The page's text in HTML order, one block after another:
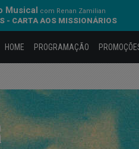
Musical com Renan Zamilian
- CARTA AOS MISSIONÁRIOS
HOME PROGRAMAÇÃO